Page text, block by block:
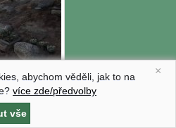
novinky z Duben-Kaktus.cz
×
abychom věděli, jak to na
více zde/předvolby